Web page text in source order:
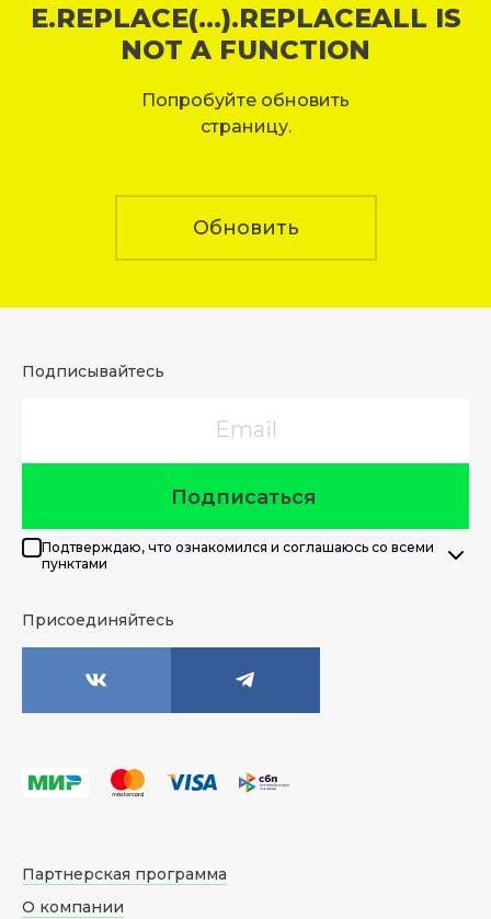
E.REPLACE(...).REPLACEALL IS
NOT A FUNCTION
Попробуйте обновить
страницу.
Обновить
Подписывайтесь
Подписаться
Подтверждаю, что ознакомился и соглашаюсь со всеми
пунктами
Присоединяйтесь
Партнерская программа
О компании